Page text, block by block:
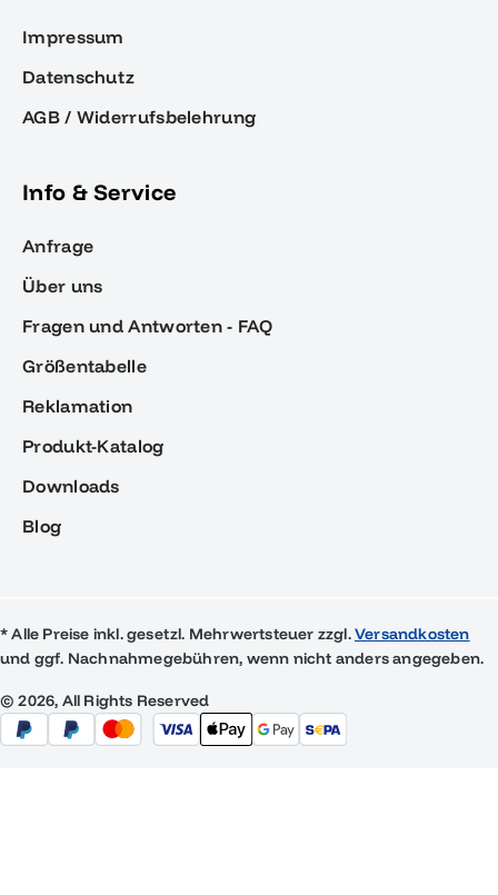
Impressum
Datenschutz
AGB / Widerrufsbelehrung
Info & Service
Anfrage
Über uns
Fragen und Antworten - FAQ
Größentabelle
Reklamation
Produkt-Katalog
Downloads
Blog
* Alle Preise inkl. gesetzl. Mehrwertsteuer zzgl.Versandkosten
und ggf. Nachnahmegebühren, wenn nicht anders angegeben.
© 2026, All Rights Reserved